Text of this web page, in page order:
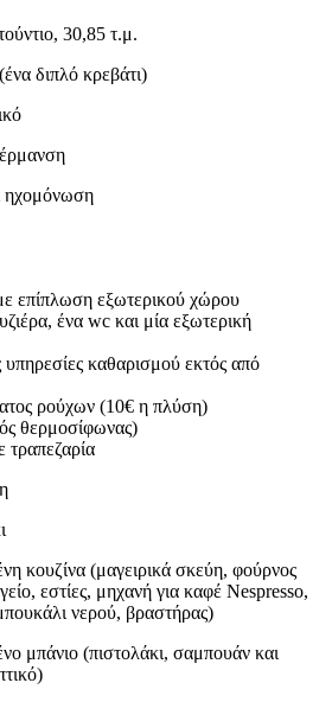
30,85 τ.μ.
διπλό κρεβάτι)
ηχομόνωση
επίπλωση εξωτερικού χώρου
ένα wc και μία εξωτερική
καθαρισμού εκτός από
ρούχων (10€ η πλύση)
θερμοσίφωνας)
τραπεζαρία
κουζίνα (μαγειρικά σκεύη, φούρνος
εστίες, μηχανή για καφέ Nespresso,
νερού, βραστήρας)
μπάνιο (πιστολάκι, σαμπουάν και